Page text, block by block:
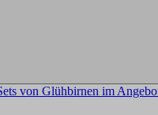
von Glühbirnen im